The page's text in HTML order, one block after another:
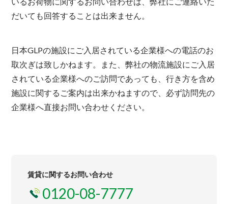
だいても回答することは出来ません。
日本GLPの施設にご入居されている企業様への電話のお
取次ぎは致しかねます。また、弊社の物流施設にご入居
されている企業様へのご訪問であっても、行き方を含め
施設に関するご案内は出来かねますので、必ず訪問先の
企業様へ直接お問い合わせください。
賃貸に関するお問い合わせ
0120-08-7777